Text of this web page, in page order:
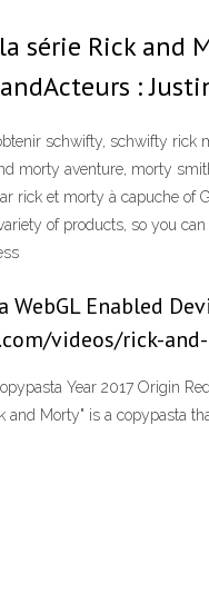
série Rick and
:
schwifty, schwifty
morty aventure, morty
rick et morty à capuche of
of products, so you
WebGL Enabled
videos/rick-
Year 2017 Origin
and Morty" is a copypasta